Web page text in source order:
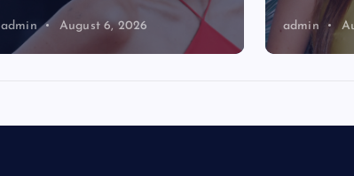
admin August 6, 2026 admin